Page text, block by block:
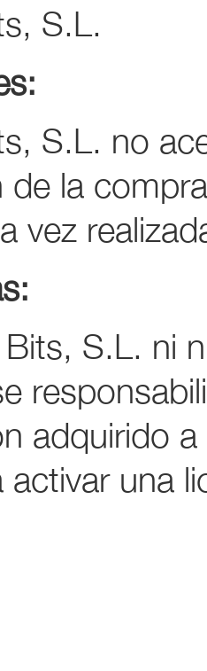
S.L.
S.L. no
de la
vez
S.L. ni
adquirido
una